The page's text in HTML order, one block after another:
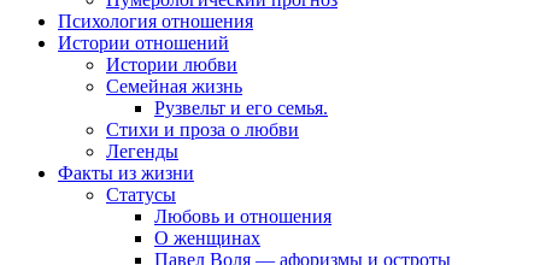
Психология отношения
Истории отношений
Истории любви
Семейная жизнь
Рузвельт и его семья.
Стихи и проза о любви
Легенды
Факты из жизни
Статусы
Любовь и отношения
О женщинах
Павел Воля — афоризмы и остроты